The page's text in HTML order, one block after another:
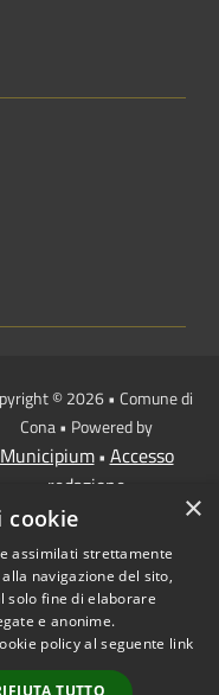
© 2026 • Comune di
Cona • Powered by
Municipium• Accesso
redazione
×
cookie
assimilati strettamente
navigazione del sito,
solo fine di elaborare
e anonime.
policy al seguente link
TUTTO